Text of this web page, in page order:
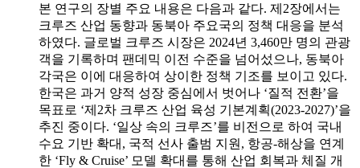
본 연구의 장별 주요 내용은 다음과 같다. 제2장에서는
크루즈 산업 동향과 동북아 주요국의 정책 대응을 분석
하였다. 글로벌 크루즈 시장은 2024년 3,460만 명의 관광
객을 기록하며 팬데믹 이전 수준을 넘어섰으나, 동북아
각국은 이에 대응하여 상이한 정책 기조를 보이고 있다.
한국은 과거 양적 성장 중심에서 벗어나 ‘질적 전환’을
목표로 ‘제2차 크루즈 산업 육성 기본계획(2023-2027)’을
추진 중이다. ‘일상 속의 크루즈’를 비전으로 하여 국내
수요 기반 확대, 국적 선사 출범 지원, 항공-해상을 연계
한 ‘Fly & Cruise’ 모델 확대를 통해 산업 회복과 체질 개